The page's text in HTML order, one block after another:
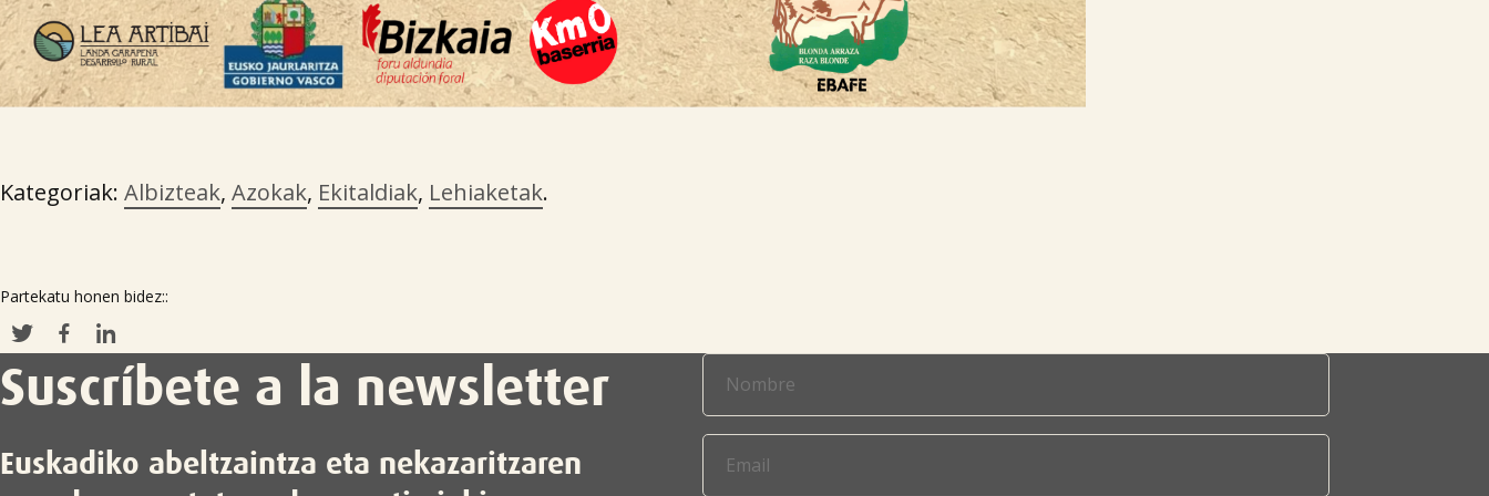
Kategoriak: Albizteak, Azokak, Ekitaldiak, Lehiaketak.
Partekatu honen bidez::
Suscríbete a la newsletter
Euskadiko abeltzaintza eta nekazaritzaren